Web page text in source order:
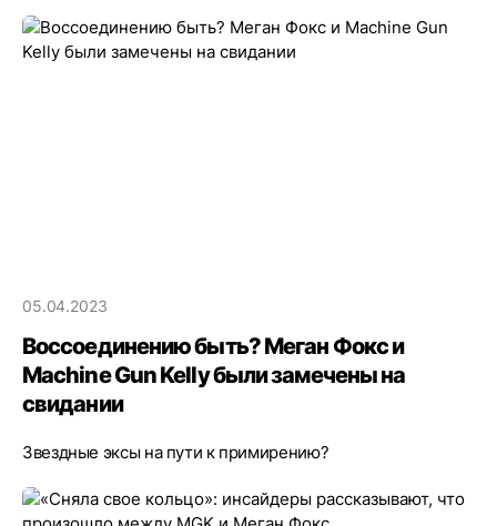
05.04.2023
Воссоединению быть? Меган Фокс и
Machine Gun Kelly были замечены на
свидании
Звездные эксы на пути к примирению?